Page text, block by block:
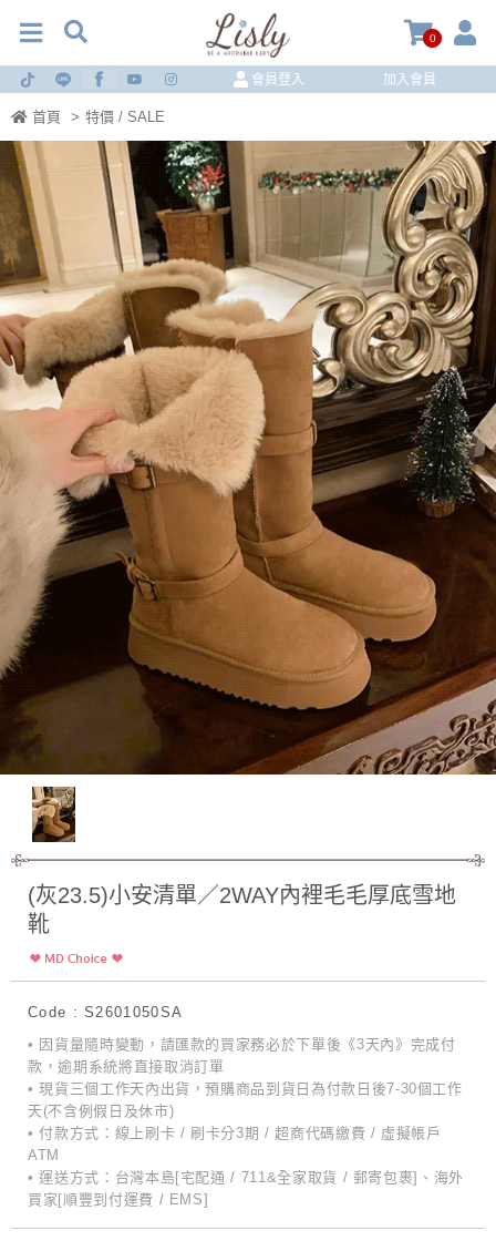
0
會員登入 加入會員
首頁 > 特價 / SALE
(灰23.5)小安清單／2WAY內裡毛毛厚底雪地
靴
Code : S2601050SA
• 因貨量隨時變動，請匯款的買家務必於下單後《3天內》完成付
款，逾期系統將直接取消訂單
• 現貨三個工作天內出貨，預購商品到貨日為付款日後7-30個工作
天(不含例假日及休市)
• 付款方式：線上刷卡 / 刷卡分3期 / 超商代碼繳費 / 虛擬帳戶
ATM
• 運送方式：台灣本島[宅配通 / 711&全家取貨 / 郵寄包裹]、海外
買家[順豐到付運費 / EMS]